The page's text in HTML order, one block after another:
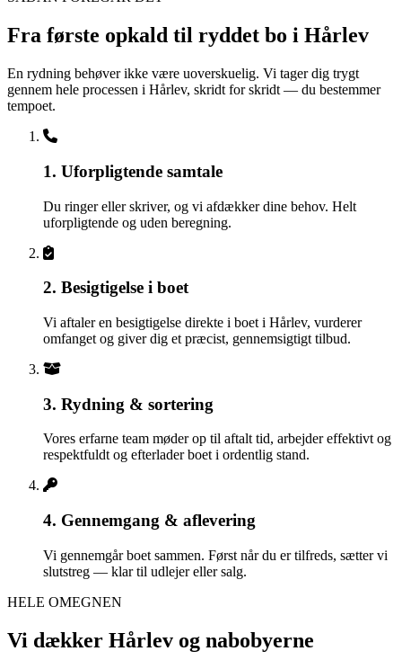
Fra første opkald til ryddet bo i Hårlev
En rydning behøver ikke være uoverskuelig. Vi tager dig trygt
gennem hele processen i Hårlev, skridt for skridt — du bestemmer
tempoet.
1. Uforpligtende samtale
Du ringer eller skriver, og vi afdækker dine behov. Helt
uforpligtende og uden beregning.
2. Besigtigelse i boet
Vi aftaler en besigtigelse direkte i boet i Hårlev, vurderer
omfanget og giver dig et præcist, gennemsigtigt tilbud.
3. Rydning & sortering
Vores erfarne team møder op til aftalt tid, arbejder effektivt og
respektfuldt og efterlader boet i ordentlig stand.
4. Gennemgang & aflevering
Vi gennemgår boet sammen. Først når du er tilfreds, sætter vi
slutstreg — klar til udlejer eller salg.
HELE OMEGNEN
Vi dækker Hårlev og nabobyerne